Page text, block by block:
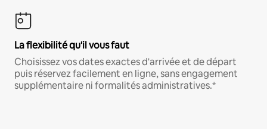
La flexibilité qu'il vous faut
Choisissez vos dates exactes d'arrivée et de départ
puis réservez facilement en ligne, sans engagement
supplémentaire ni formalités administratives.*